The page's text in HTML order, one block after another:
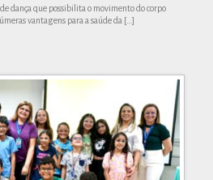
dança que possibilita o movimento do corpo
vantagens para a saúde da […]